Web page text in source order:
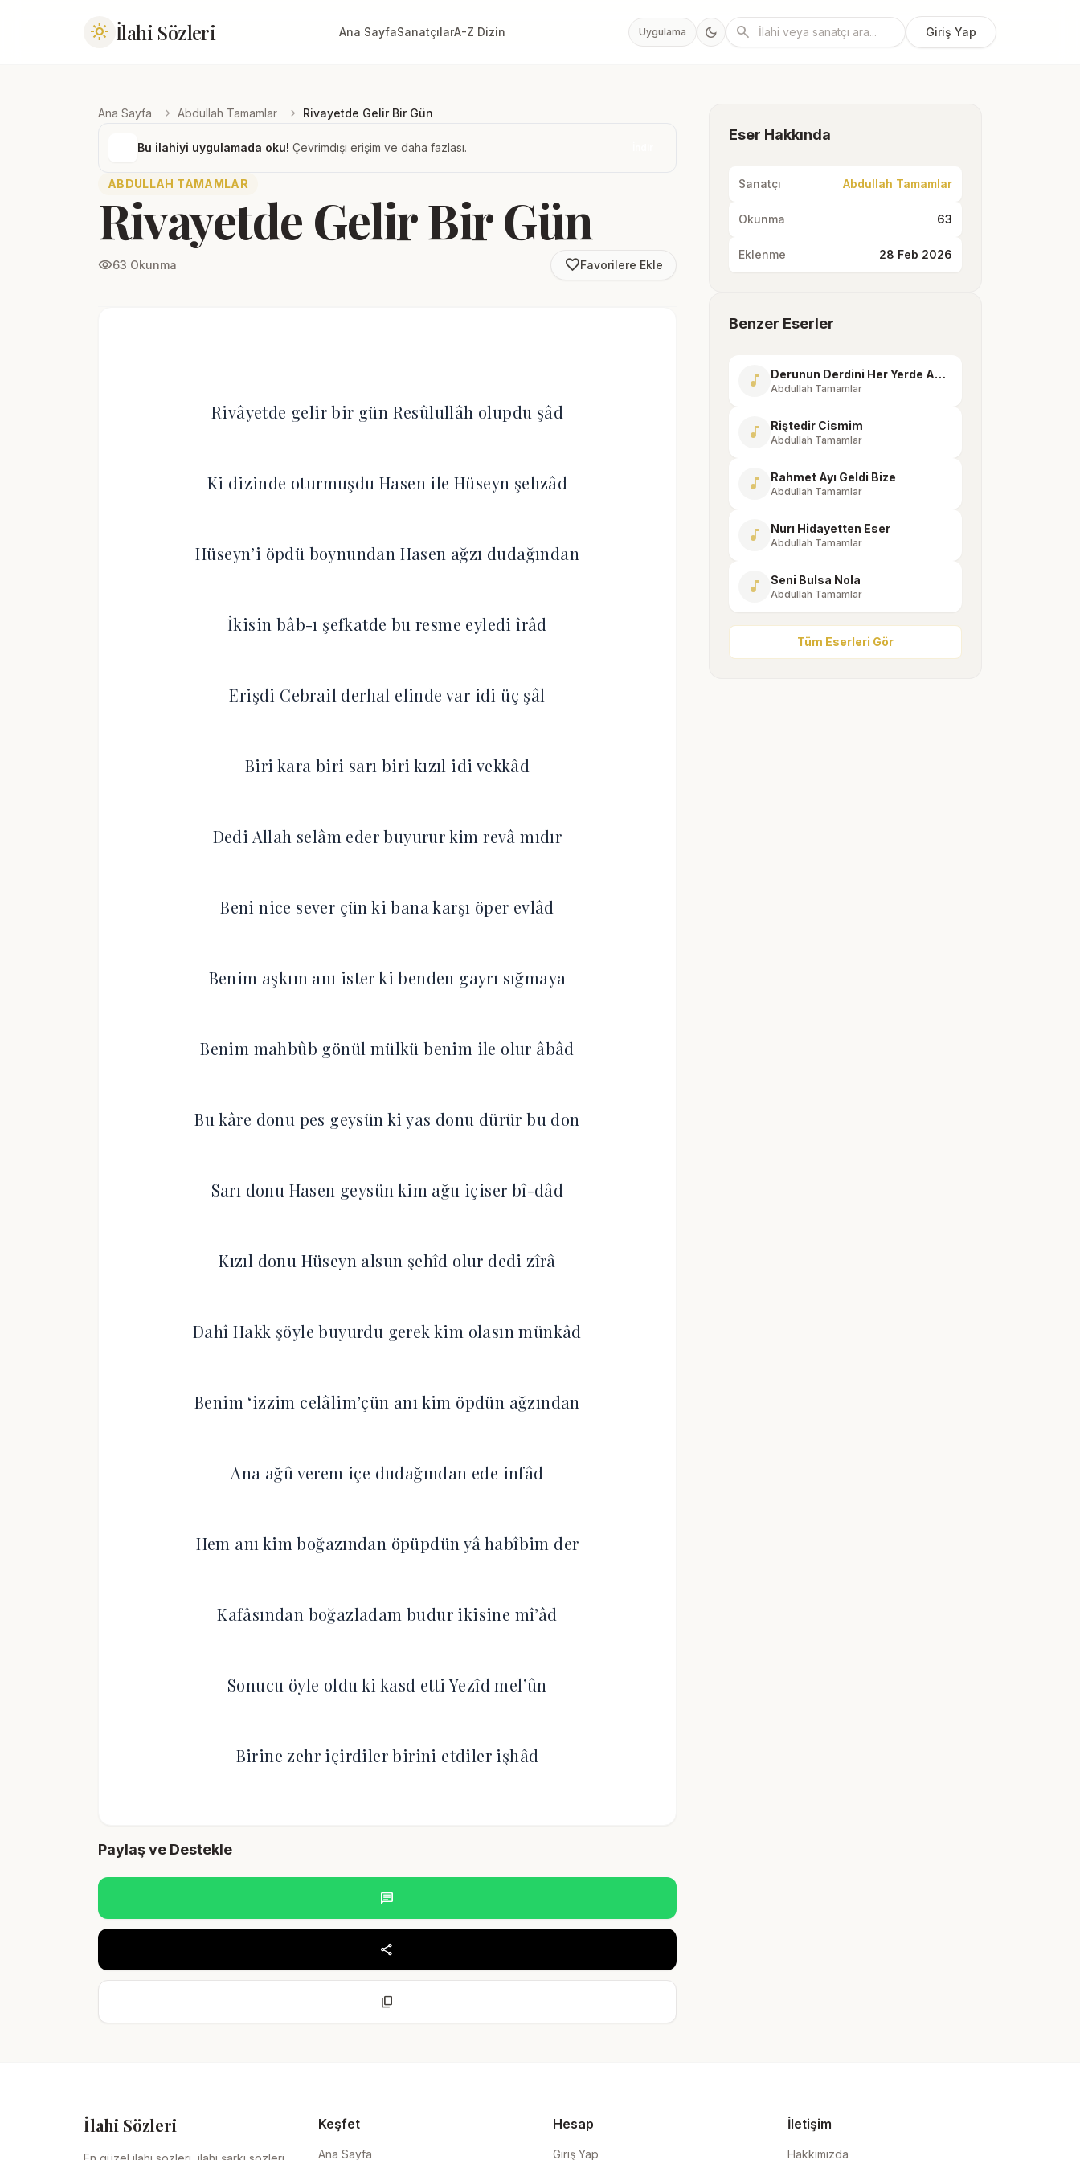
light_mode İlahi Sözleri Ana SayfaSanatçılarA-Z Dizin Uygulama dark_mode search Giriş Yap
Ana Sayfa chevron_right Abdullah Tamamlar chevron_right Rivayetde Gelir Bir Gün
Bu ilahiyi uygulamada oku! Çevrimdışı erişim ve daha fazlası.
ABDULLAH TAMAMLAR
Rivayetde Gelir Bir Gün
visibility63 Okunma favorite_borderFavorilere Ekle
Rivâyetde gelir bir gün Resûlullâh olupdu şâd
Ki dizinde oturmuşdu Hasen ile Hüseyn şehzâd
Hüseyn’i öpdü boynundan Hasen ağzı dudağından
İkisin bâb-ı şefkatde bu resme eyledi îrâd
Erişdi Cebrail derhal elinde var idi üç şâl
Biri kara biri sarı biri kızıl idi vekkâd
Dedi Allah selâm eder buyurur kim revâ mıdır
Beni nice sever çün ki bana karşı öper evlâd
Benim aşkım anı ister ki benden gayrı sığmaya
Benim mahbûb gönül mülkü benim ile olur âbâd
Bu kâre donu pes geysün ki yas donu dürür bu don
Sarı donu Hasen geysün kim ağu içiser bî-dâd
Kızıl donu Hüseyn alsun şehîd olur dedi zîrâ
Dahî Hakk şöyle buyurdu gerek kim olasın münkâd
Benim ‘izzim celâlim’çün anı kim öpdün ağzından
Ana ağû verem içe dudağından ede infâd
Hem anı kim boğazından öpüpdün yâ habîbim der
Kafâsından boğazladam budur ikisine mî’âd
Sonucu öyle oldu ki kasd etti Yezîd mel’ûn
Birine zehr içirdiler birini etdiler işhâd
Paylaş ve Destekle
chat
share
content_copy
Eser Hakkında
Sanatçı Abdullah Tamamlar
Okunma 63
Eklenme 28 Feb 2026
Benzer Eserler
music_note Derunun Derdini Her Yerde Açma
Abdullah Tamamlar
music_note Riştedir Cismim
Abdullah Tamamlar
music_note Rahmet Ayı Geldi Bize
Abdullah Tamamlar
music_note Nurı Hidayetten Eser
Abdullah Tamamlar
music_note Seni Bulsa Nola
Abdullah Tamamlar
Tüm Eserleri Gör
İlahi Sözleri Keşfet
Ana Sayfa
Hesap
Giriş Yap
İletişim
Hakkımızda